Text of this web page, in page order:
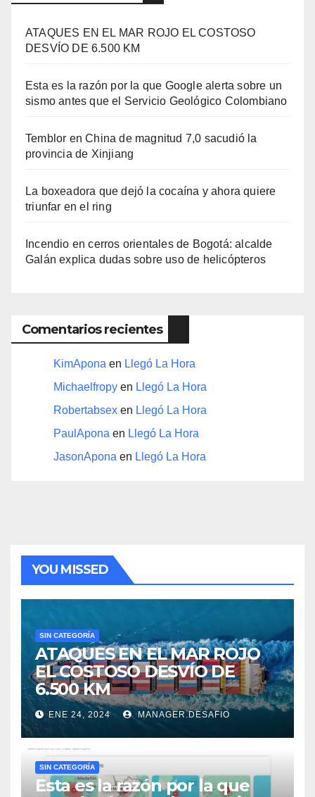
ATAQUES EN EL MAR ROJO EL COSTOSO
DESVÍO DE 6.500 KM
Esta es la razón por la que Google alerta sobre un
sismo antes que el Servicio Geológico Colombiano
Temblor en China de magnitud 7,0 sacudió la
provincia de Xinjiang
La boxeadora que dejó la cocaína y ahora quiere
triunfar en el ring​
Incendio en cerros orientales de Bogotá: alcalde
Galán explica dudas sobre uso de helicópteros
Comentarios recientes
KimApona en Llegó La Hora
Michaelfropy en Llegó La Hora
Robertabsex en Llegó La Hora
PaulApona en Llegó La Hora
JasonApona en Llegó La Hora
YOU MISSED
SIN CATEGORÍA
ATAQUES EN EL MAR ROJO
EL COSTOSO DESVÍO DE
6.500 KM
ENE 24, 2024 MANAGER.DESAFIO
SIN CATEGORÍA
Esta es la razón por la que